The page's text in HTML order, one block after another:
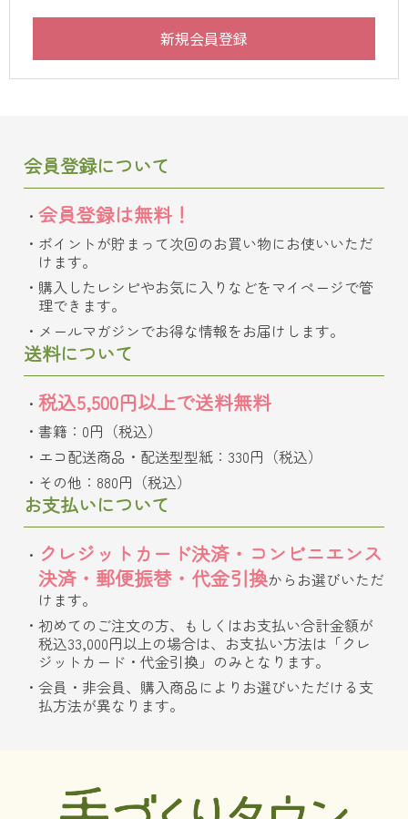
会員登録について
会員登録は無料！
ポイントが貯まって次回のお買い物にお使いいただ
けます。
購入したレシピやお気に入りなどをマイページで管
理できます。
メールマガジンでお得な情報をお届けします。
送料について
税込5,500円以上で送料無料
書籍：0円（税込）
エコ配送商品・配送型型紙：330円（税込）
その他：880円（税込）
お支払いについて
クレジットカード決済・コンビニエンス
決済・郵便振替・代金引換からお選びいただ
けます。
初めてのご注文の方、もしくはお支払い合計金額が
税込33,000円以上の場合は、お支払い方法は「クレ
ジットカード・代金引換」のみとなります。
会員・非会員、購入商品によりお選びいただける支
払方法が異なります。